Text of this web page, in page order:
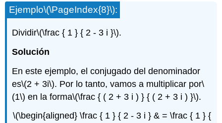
Ejemplo\(\PageIndex{8}\):
Dividir\(\frac { 1 } { 2 - 3 i }\).
Solución
En este ejemplo, el conjugado del denominador
es\(2 + 3i\). Por lo tanto, vamos a multiplicar por\
(1\) en la forma\(\frac { ( 2 + 3 i ) } { ( 2 + 3 i ) }\).
\(\begin{aligned} \frac { 1 } { 2 - 3 i } & = \frac { 1 } {